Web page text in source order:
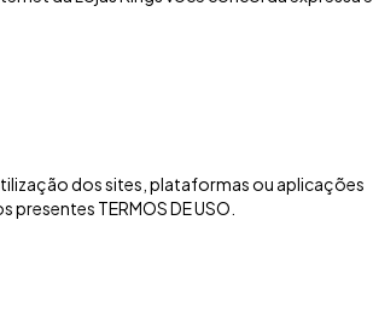
dos sites, plataformas ou aplicações
TERMOS DE USO.